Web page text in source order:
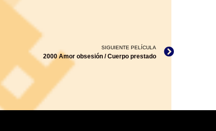
SIGUIENTE PELÍCULA
2000 Amor obsesión / Cuerpo prestado